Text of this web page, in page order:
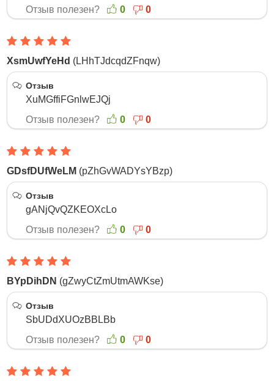
Отзыв полезен?
0 0
XsmUwfYeHd (LHhTJdcqdZFnqw)
Отзыв
XuMGffiFGnlwEJQj
Отзыв полезен?
0 0
GDsfDUfWeLM (pZhGvWADYsYBzp)
Отзыв
gANjQvQZKEOXcLo
Отзыв полезен?
0 0
BYpDihDN (gZwyCtZmUtmAWKse)
Отзыв
SbUDdXUOzBBLBb
Отзыв полезен?
0 0